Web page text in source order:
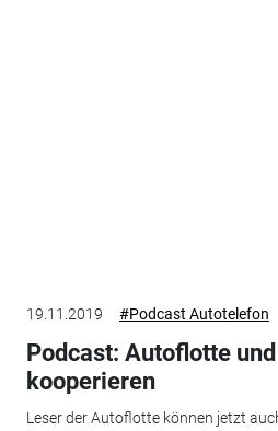
19.11.2019 #Podcast Autotelefon
Podcast: Autoflotte
kooperieren
Leser der Autoflotte können jetzt